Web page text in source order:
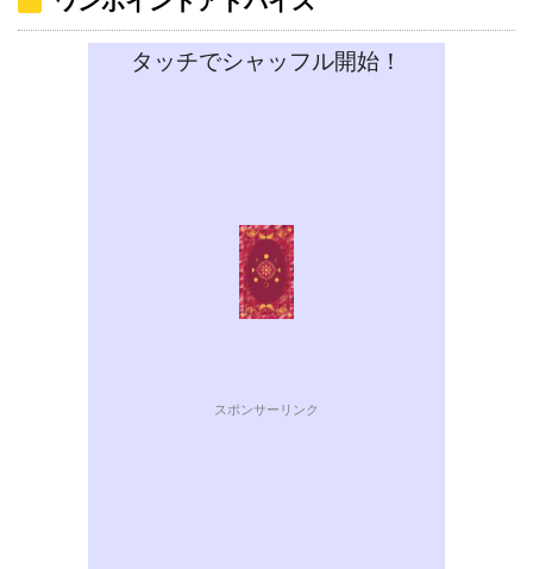
タッチでシャッフル開始！
スポンサーリンク